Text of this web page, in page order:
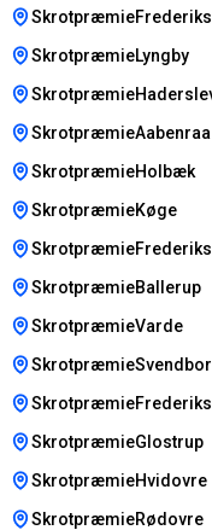
SkrotpræmieLyngby
SkrotpræmieAabenraa
SkrotpræmieHolbæk
SkrotpræmieKøge
SkrotpræmieBallerup
SkrotpræmieVarde
SkrotpræmieGlostrup
SkrotpræmieHvidovre
SkrotpræmieRødovre